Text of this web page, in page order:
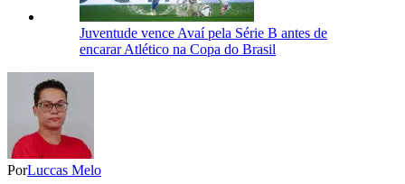
Juventude vence Avaí pela Série B antes de
encarar Atlético na Copa do Brasil
PorLuccas Melo